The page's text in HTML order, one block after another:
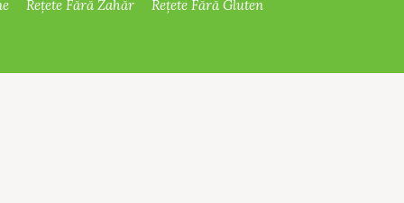
Rețete Fără Zahăr Rețete Fără Gluten